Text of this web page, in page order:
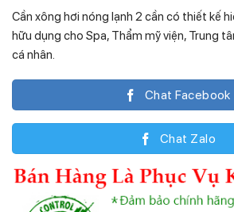
Được
xếp
hạng
5
Cần xông hơi nóng lạnh 2 cần có thiết kế
hữu dụng cho Spa, Thẩm mỹ viện, Trung
cá nhân.
Chat Facebook
Chat Zalo